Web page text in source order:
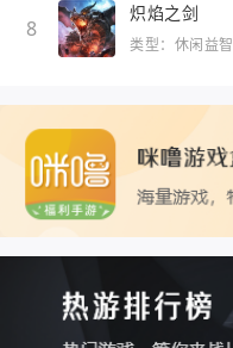
8
炽焰之剑
类型：休闲益智